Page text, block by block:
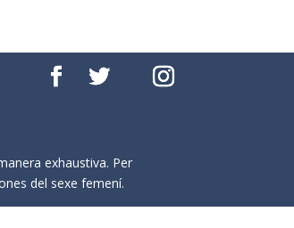
exhaustiva. Per
del sexe femení.